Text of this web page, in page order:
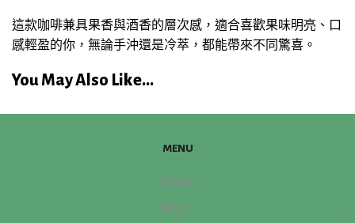
這款咖啡兼具果香與酒香的層次感，適合喜歡果味明亮、口
感輕盈的你，無論手沖還是冷萃，都能帶來不同驚喜。
You May Also Like...
MENU
Home
Shop